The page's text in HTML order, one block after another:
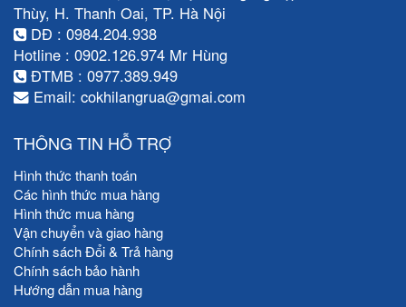
Thùy, H. Thanh Oai, TP. Hà Nội
DĐ : 0984.204.938
Hotline : 0902.126.974 Mr Hùng
ĐTMB : 0977.389.949
Email: cokhilangrua@gmai.com
THÔNG TIN HỖ TRỢ
Hình thức thanh toán
Các hình thức mua hàng
Hình thức mua hàng
Vận chuyển và giao hàng
Chính sách Đổi & Trả hàng
Chính sách bảo hành
Hướng dẫn mua hàng